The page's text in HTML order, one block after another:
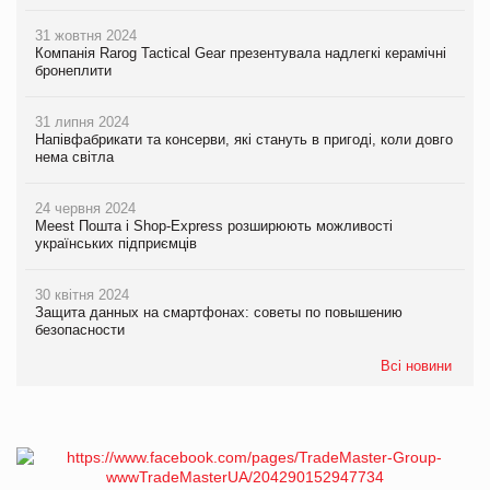
31 жовтня 2024
Компанія Rarog Tactical Gear презентувала надлегкі керамічні
бронеплити
31 липня 2024
Напівфабрикати та консерви, які стануть в пригоді, коли довго
нема світла
24 червня 2024
Meest Пошта і Shop-Express розширюють можливості
українських підприємців
30 квітня 2024
Защита данных на смартфонах: советы по повышению
безопасности
Всі новини